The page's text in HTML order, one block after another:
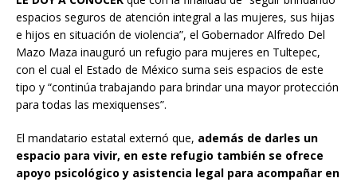
espacios seguros de atención integral a las mujeres, sus hijas
e hijos en situación de violencia”, el Gobernador Alfredo Del
Mazo Maza inauguró un refugio para mujeres en Tultepec,
con el cual el Estado de México suma seis espacios de este
tipo y “continúa trabajando para brindar una mayor protección
para todas las mexiquenses”.
El mandatario estatal externó que, además de darles un
espacio para vivir, en este refugio también se ofrece
apoyo psicológico y asistencia legal para acompañar en